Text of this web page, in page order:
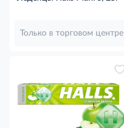
Только в торговом центре